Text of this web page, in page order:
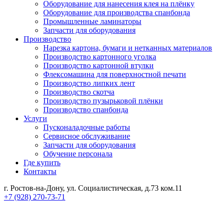
Оборудование для нанесения клея на плёнку
Оборудование для производства спанбонда
Промышленные ламинаторы
Запчасти для оборудования
Производство
Нарезка картона, бумаги и нетканных материалов
Производство картонного уголка
Производство картонной втулки
Флексомашина для поверхностной печати
Производство липких лент
Производство скотча
Производство пузырьковой плёнки
Производство спанбонда
Услуги
Пусконаладочные работы
Сервисное обслуживание
Запчасти для оборудования
Обучение персонала
Где купить
Контакты
г. Ростов-на-Дону, ул. Социалистическая, д.73 ком.11
+7 (928) 270-73-71